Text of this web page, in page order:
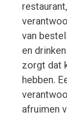
van
en
zorgt dat
hebben.
afruimen